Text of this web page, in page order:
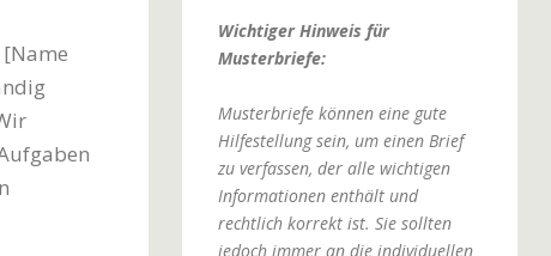
Wichtiger Hinweis für
Musterbriefe:
Musterbriefe können eine gute
Hilfestellung sein, um einen Brief
zu verfassen, der alle wichtigen
Informationen enthält und
rechtlich korrekt ist. Sie sollten
jedoch immer an die individuellen